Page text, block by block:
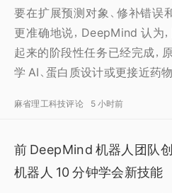
要在扩展预测对象、修补错误
更准确地说，DeepMind 认为
起来的阶段性任务已经完成，
学 AI、蛋白质设计或更接近药
麻省理工科技评论 5 小时前
前 DeepMind 机器人团队创
机器人 10 分钟学会新技能